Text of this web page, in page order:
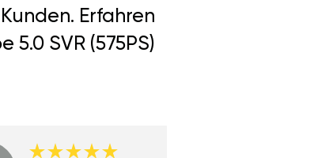
Erfahren
SVR (575PS)